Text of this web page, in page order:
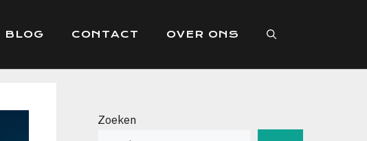
BLOG CONTACT OVER ONS
Zoeken